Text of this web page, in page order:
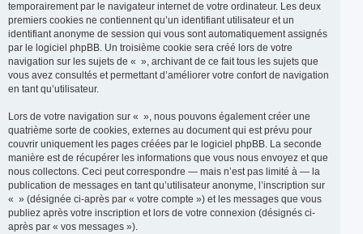
temporairement par le navigateur internet de votre ordinateur. Les deux
premiers cookies ne contiennent qu’un identifiant utilisateur et un
identifiant anonyme de session qui vous sont automatiquement assignés
par le logiciel phpBB. Un troisième cookie sera créé lors de votre
navigation sur les sujets de « », archivant de ce fait tous les sujets que
vous avez consultés et permettant d’améliorer votre confort de navigation
en tant qu’utilisateur.
Lors de votre navigation sur « », nous pouvons également créer une
quatrième sorte de cookies, externes au document qui est prévu pour
couvrir uniquement les pages créées par le logiciel phpBB. La seconde
manière est de récupérer les informations que vous nous envoyez et que
nous collectons. Ceci peut correspondre — mais n’est pas limité à — la
publication de messages en tant qu’utilisateur anonyme, l’inscription sur
« » (désignée ci-après par « votre compte ») et les messages que vous
publiez après votre inscription et lors de votre connexion (désignés ci-
après par « vos messages »).